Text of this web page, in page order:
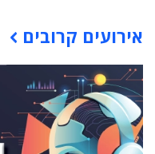
אירועים קרובים